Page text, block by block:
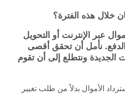
خلال هذه الفترة؟
عبر الإنترنت أو التحويل
نأمل أن تحقق أقصى
الجديدة ونتطلع إلى أن تقوم
الأموال بدلاً من طلب تغيير